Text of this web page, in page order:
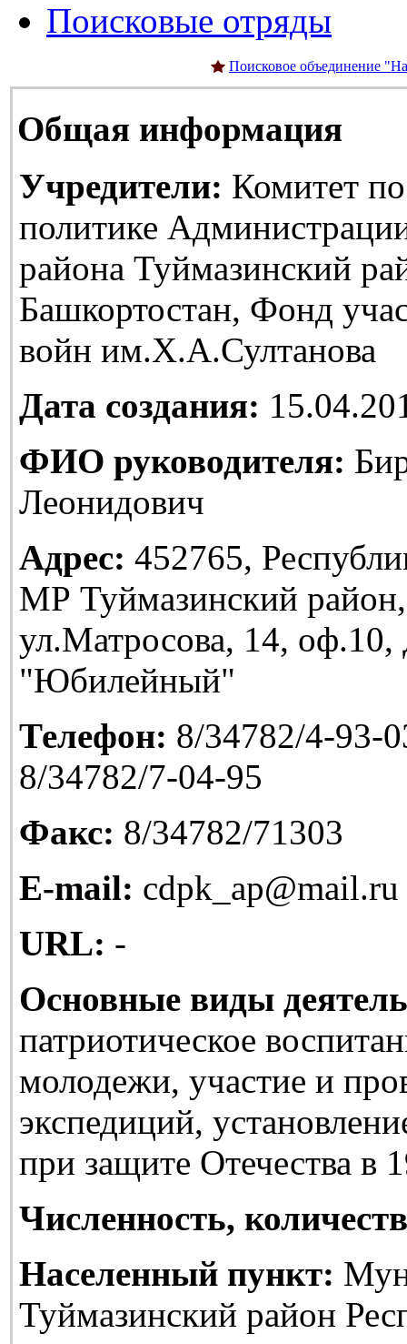
Поисковые отряды
Поисковое объединение
Общая информация
Учредители: Комитет
политике
района Туймазинский
Башкортостан, Фонд
войн им.Х.А.Султанова
Дата создания:
ФИО руководителя:
Леонидович
Адрес: 452765,
МР Туймазинский
ул.Матросова, 14,
"Юбилейный"
Телефон: 8/34782/4-93-
8/34782/7-04-95
Факс: 8/34782/71303
E-mail: cdpk_ap@mail.ru
URL: -
Основные виды
патриотическое
молодежи, участие и
экспедиций,
при защите Отечества в
Численность,
Населенный пункт:
Туймазинский район